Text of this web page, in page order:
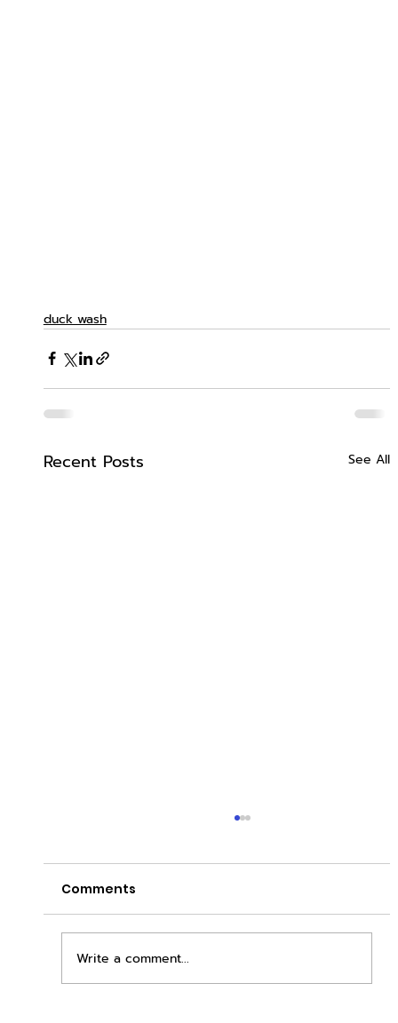
duck wash
Recent Posts See All
ทำธุรกิจกับ duck wash บอกลา
Comments
Write a comment...